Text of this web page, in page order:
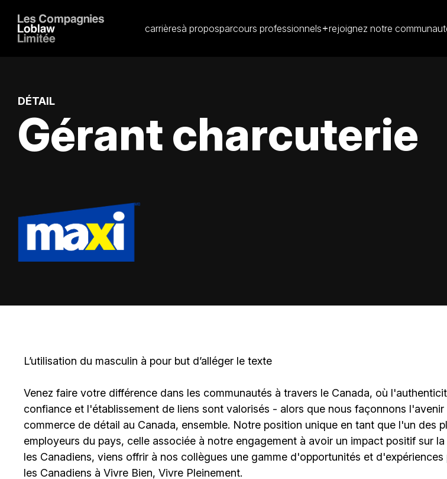
carrièresà proposparcours professionnels rejoignez notre
DÉTAIL
Gérant charcuterie
L’utilisation du masculin à pour but d’alléger le texte
Venez faire votre différence dans les communautés à travers le Canada, où
confiance et l'établissement de liens sont valorisés - alors que nous façonnons l'avenir
commerce de détail au Canada, ensemble. Notre position unique en tant que l'un des
employeurs du pays, celle associée à notre engagement à avoir un impact positif sur
les Canadiens, viens offrir à nos collègues une gamme d'opportunités et d'expériences
les Canadiens à Vivre Bien, Vivre Pleinement.